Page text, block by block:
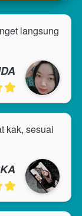
langsung
kak, sesuai